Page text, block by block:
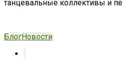
танцевальные коллективы и
БлогНовости